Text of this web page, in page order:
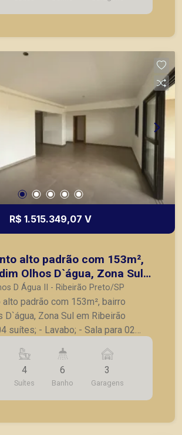
de imóveis prontos, usados.
R$ 1.515.349,07 V
alto padrão com 153m²,
Olhos D`água, Zona Sul
Preto/SP.
D Água II - Ribeirão Preto/SP
padrão com 153m², bairro
D`água, Zona Sul em Ribeirão
gourmet; - Cozinha; -
Banheiro de serviço; - 03 vagas de
com agilidade e segurança, em
de imóveis prontos, usados
4
Suítes
6
Banho
3
Garagens